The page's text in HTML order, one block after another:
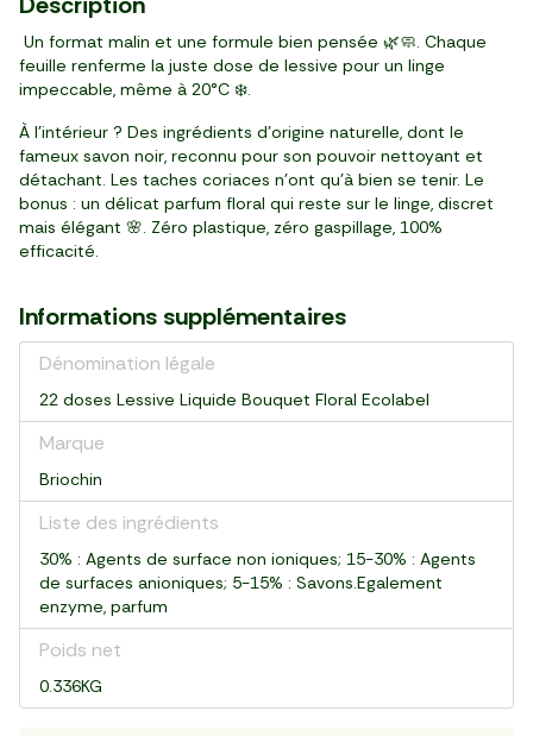
Un format malin et une formule bien pensée 🌿🧼. Chaque
feuille renferme la juste dose de lessive pour un linge
impeccable, même à 20°C ❄️.
À l’intérieur ? Des ingrédients d’origine naturelle, dont le
fameux savon noir, reconnu pour son pouvoir nettoyant et
détachant. Les taches coriaces n’ont qu’à bien se tenir. Le
bonus : un délicat parfum floral qui reste sur le linge, discret
mais élégant 🌸. Zéro plastique, zéro gaspillage, 100%
efficacité.
Informations supplémentaires
Dénomination légale
22 doses Lessive Liquide Bouquet Floral Ecolabel
Marque
Briochin
Liste des ingrédients
30% : Agents de surface non ioniques; 15-30% : Agents
de surfaces anioniques; 5-15% : Savons.Egalement
enzyme, parfum
Poids net
0.336KG